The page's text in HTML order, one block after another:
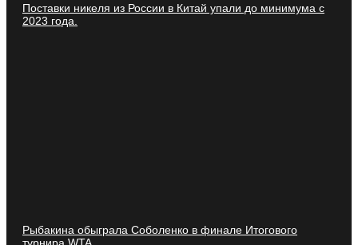
Поставки никеля из России в Китай упали до минимума с
2023 года.
Рыбакина обыграла Соболенко в финале Итогового